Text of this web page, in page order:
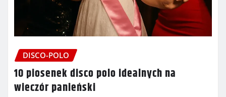
DISCO-POLO
10 piosenek disco polo idealnych na
wieczór panieński